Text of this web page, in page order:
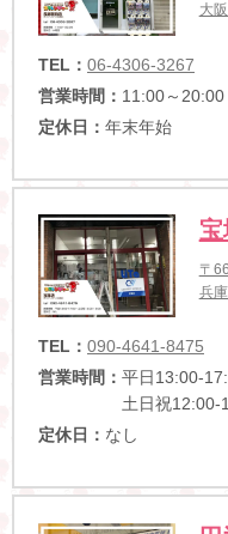
大
TEL： 06-4306-3267
営業時間： 11:00～20:00
定休日： 年末年始
〒
兵
TEL： 090-4641-8475
営業時間： 平日13:00-
土日祝12:00-
定休日： なし